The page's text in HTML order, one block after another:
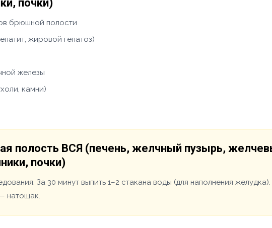
почки)
брюшной полости
жировой гепатоз)
железы
камни)
полость ВСЯ (печень, желчный пузырь,
почки)
За 30 минут выпить 1–2 стакана воды (для наполнения
натощак.